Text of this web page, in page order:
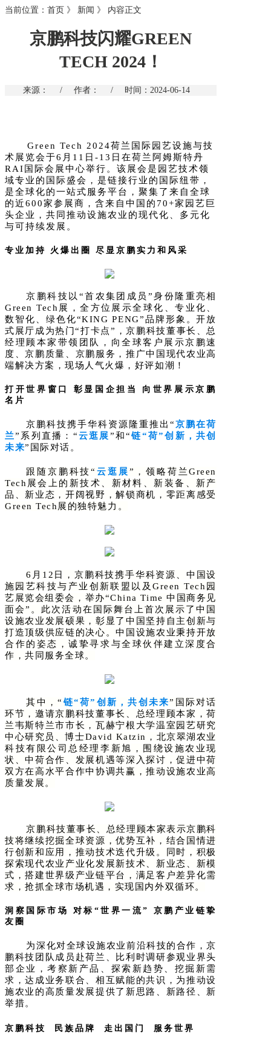
当前位置： 首页 》 新闻 》 内容正文
京鹏科技闪耀GREEN
TECH 2024！
来源： / 作者： / 时间：2024-06-14
Green Tech 2024荷兰国际园艺设施与技
术展览会于6月11日-13日在荷兰阿姆斯特丹
RAI国际会展中心举行。该展会是园艺技术领
域专业的国际盛会，是链接行业的国际纽带，
是全球化的一站式服务平台，聚集了来自全球
的近600家参展商，含来自中国的70+家园艺巨
头企业，共同推动设施农业的现代化、多元化
与可持续发展。
专业加持 火爆出圈 尽显京鹏实力和风采
京鹏科技以 “首农集团成员”身份隆重亮相
Green Tech展，全方位展示全球化、专业化、
数智化、绿色化“KING PENG”品牌形象。开放
式展厅成为热门“打卡点”，京鹏科技董事长、总
经理顾本家带领团队，向全球客户展示京鹏速
度、京鹏质量、京鹏服务，推广中国现代农业高
端解决方案，现场人气火爆，好评如潮！
打开世界窗口 彰显国企担当
向世界展示京鹏
名片
京鹏科技携手华科资源隆重推出“京鹏在荷
兰”系列直播：“云逛展”和“链“荷”创新，共创
未来”国际对话。
跟随京鹏科技“ 云逛展”，领略荷兰Green
Tech展会上的新技术、新材料、新装备、新产
品、新业态，开阔视野，解锁商机，零距离感受
Green Tech展的独特魅力。
6月12日，京鹏科技携手华科资源、中国设
施园艺科技与产业创新联盟以及Green Tech园
艺展览会组委会，举办“China Time 中国商务见
面会”。此次活动在国际舞台上首次展示了中国
设施农业发展硕果，彰显了中国坚持自主创新与
打造顶级供应链的决心。中国设施农业秉持开放
合作的姿态，诚挚寻求与全球伙伴建立深度合
作，共同服务全球。
其中，“ 链“荷”创新，共创未来”国际对话
环节，邀请京鹏科技董事长、总经理顾本家，荷
兰韦斯特兰市市长，瓦赫宁根大学温室园艺研究
中心研究员、博士David Katzin，北京翠湖农业
科技有限公司总经理李新旭，围绕设施农业现
状、中荷合作、发展机遇等深入探讨，促进中荷
双方在高水平合作中协调共赢，推动设施农业高
质量发展。
京鹏科技董事长、总经理顾本家表示京鹏科
技将继续挖掘全球资源，优势互补，结合国情进
行创新和应用，推动技术迭代升级。同时，积极
探索现代农业产业化发展新技术、新业态、新模
式，搭建世界级产业链平台，满足客户差异化需
求，抢抓全球市场机遇，实现国内外双循环。
洞察国际市场 对标 “世界一流” 京鹏产业链挚
友圈
为深化对全球设施农业前沿科技的合作，京
鹏科技团队成员赴荷兰、比利时调研参观业界头
部企业，考察新产品、探索新趋势、挖掘新需
求，达成业务联合、相互赋能的共识，为推动设
施农业的高质量发展提供了新思路、新路径、新
举措。
京鹏科技 民族品牌 走出国门 服务世界